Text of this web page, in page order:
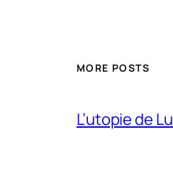
MORE POSTS
L’utopie de